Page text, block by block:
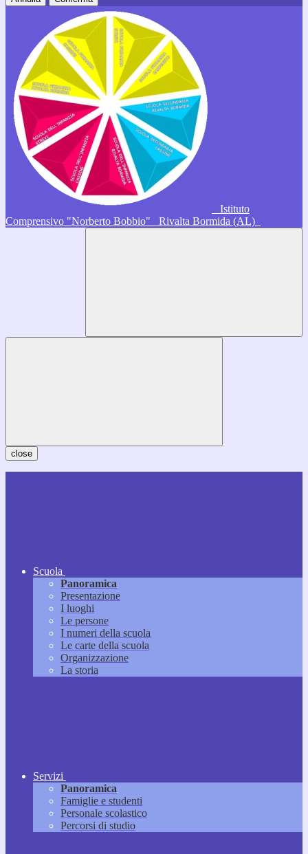
Istituto
Comprensivo "Norberto Bobbio"
Rivalta Bormida (AL)
close
Scuola
Panoramica
Presentazione
I luoghi
Le persone
I numeri della scuola
Le carte della scuola
Organizzazione
La storia
Servizi
Panoramica
Famiglie e studenti
Personale scolastico
Percorsi di studio